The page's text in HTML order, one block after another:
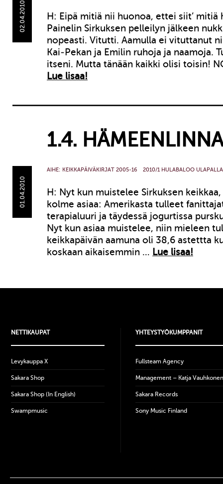
02.04.2010
H: Eipä mitiä nii huonoa, ettei siit’ mitiä
Painelin Sirkuksen pelleilyn jälkeen
nopeasti. Vitutti. Aamulla ei vituttanut
Kai-Pekan ja Emilin ruhoja ja naamoja.
itseni. Mutta tänään kaikki olisi toisin!
Lue lisaa!
1.4.
01.04.2010
AIHE: KEIKKAPÄIVÄKIRJAT 2005-16 2010/1 HULABALOO ULAPALLA
H: Nyt kun muistelee Sirkuksen
kolme asiaa: Amerikasta tulleet
terapialuuri ja täydessä jogurtissa
Nyt kun asiaa muistelee, niin mieleen
keikkapäivän aamuna oli 38,6 astettta
koskaan aikaisemmin … Lue lisaa!
NETTIKAUPAT
Levykauppa X
Sakara Shop
Sakara Shop (In English)
Swampmusic
YHTEYSTYÖKUMPPANIT
Fullsteam Agency
Management – Katja Vauhkonen
Sakara Records
Sony Music Finland